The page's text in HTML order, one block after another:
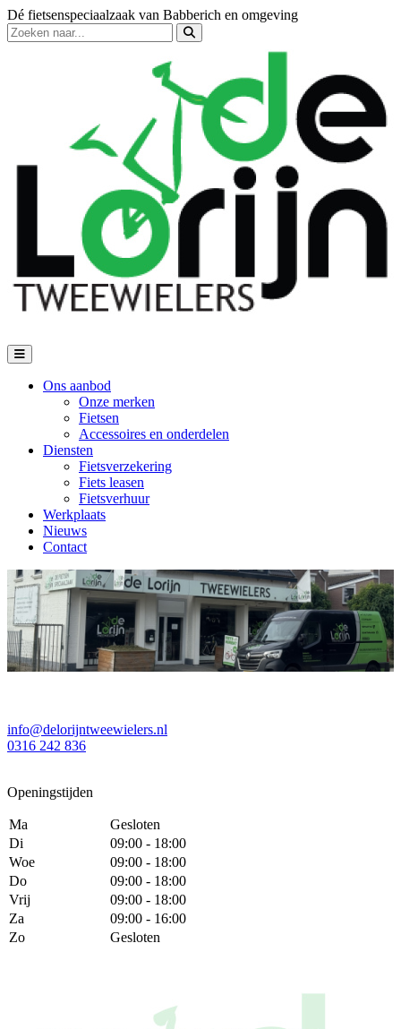
Dé fietsenspeciaalzaak van Babberich en omgeving
Ons aanbod
Onze merken
Fietsen
Accessoires en onderdelen
Diensten
Fietsverzekering
Fiets leasen
Fietsverhuur
Werkplaats
Nieuws
Contact
info@delorijntweewielers.nl
0316 242 836
Openingstijden
Ma
Gesloten
Di
09:00 - 18:00
Woe
09:00 - 18:00
Do
09:00 - 18:00
Vrij
09:00 - 18:00
Za
09:00 - 16:00
Zo
Gesloten